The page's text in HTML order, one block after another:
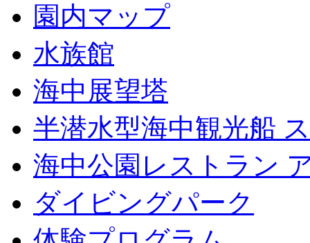
園内マップ
水族館
海中展望塔
半潜水型海中観光船
海中公園レストラン
ダイビングパーク